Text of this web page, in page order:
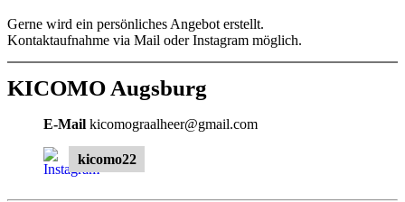
Gerne wird ein persönliches Angebot erstellt.
Kontaktaufnahme via Mail oder Instagram möglich.
KICOMO Augsburg
E-Mail kicomograalheer@gmail.com
kicomo22